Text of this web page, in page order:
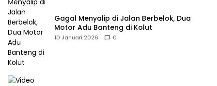
Gagal Menyalip di Jalan Berbelok, Dua
Motor Adu Banteng di Kolut
10 Januari 2026 0